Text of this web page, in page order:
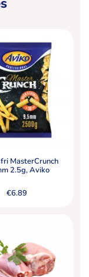
MasterCrunch
2.5g, Aviko
€6.89